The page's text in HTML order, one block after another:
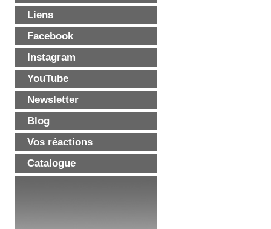
Liens
Facebook
Instagram
YouTube
Newsletter
Blog
Vos réactions
Catalogue